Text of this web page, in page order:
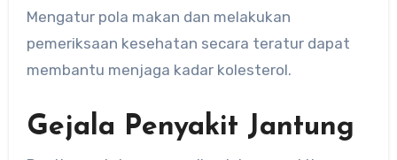
Mengatur pola makan dan melakukan
pemeriksaan kesehatan secara teratur dapat
membantu menjaga kadar kolesterol.
Gejala Penyakit Jantung